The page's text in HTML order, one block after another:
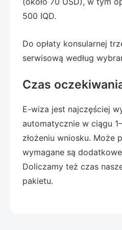
500 IQD.
Do opłaty konsularnej
serwisową według
Czas
E-wiza jest najczęściej
automatycznie w ciągu
złożeniu wniosku. Może
wymagane są
Doliczamy też czas
pakietu.